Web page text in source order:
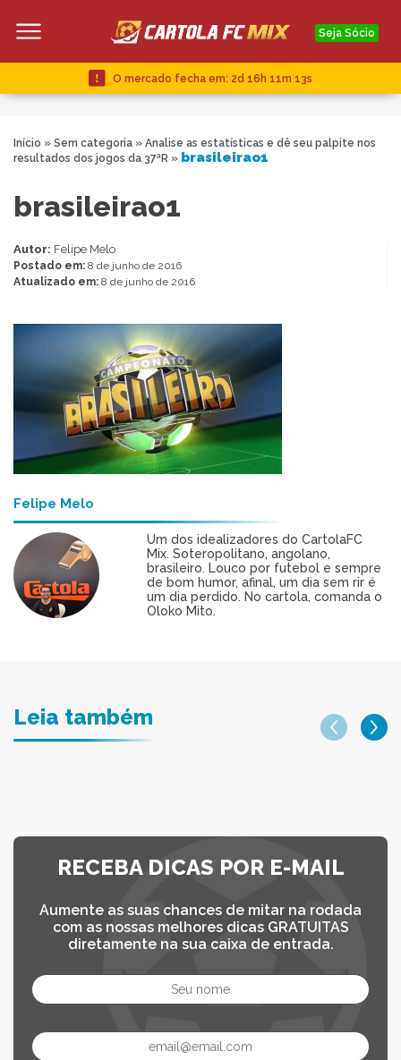
Seja Sócio
O mercado fecha em: 2d 16h 11m 12s
Início » Sem categoria » Analise as estatísticas e dê seu palpite nos
resultados dos jogos da 37ªR » brasileirao1
brasileirao1
Autor: Felipe Melo
Postado em: 8 de junho de 2016
Atualizado em: 8 de junho de 2016
Felipe Melo
Um dos idealizadores do CartolaFC
Mix. Soteropolitano, angolano,
brasileiro. Louco por futebol e sempre
de bom humor, afinal, um dia sem rir é
um dia perdido. No cartola, comanda o
Oloko Mito.
Leia também
RECEBA DICAS POR E-MAIL
Aumente as suas chances de mitar na rodada
com as nossas melhores dicas GRATUITAS
diretamente na sua caixa de entrada.